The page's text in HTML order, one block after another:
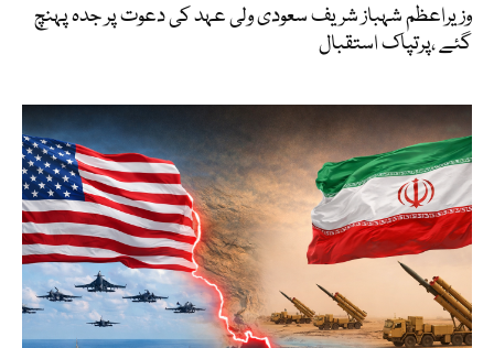
وزیراعظم شہباز شریف سعودی ولی عہد کی دعوت پر جدہ پہنچ
گئے ،پرتپاک استقبال